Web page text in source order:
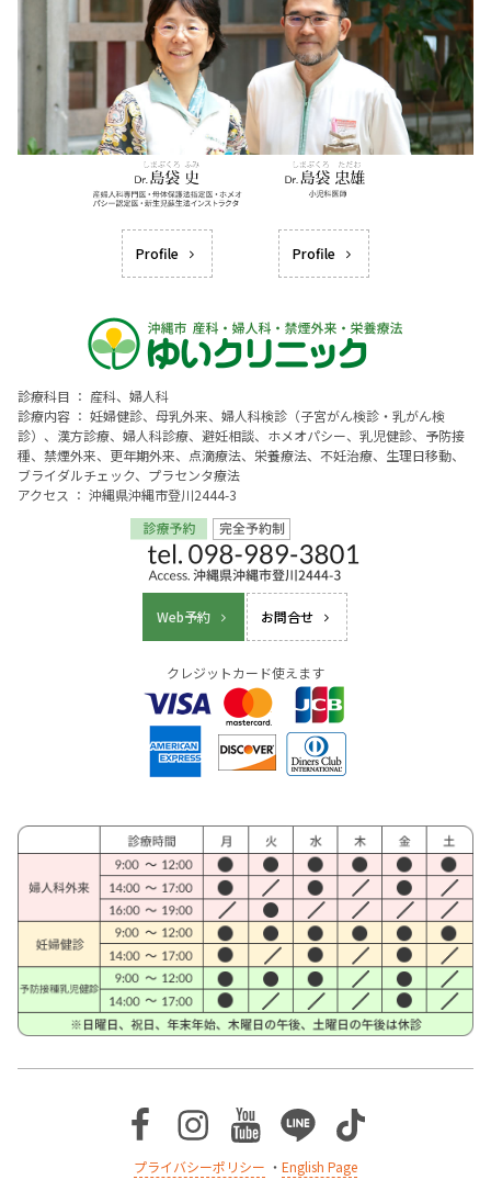
Profile Profile
診療科目 ： 産科、婦人科
診療内容 ： 妊婦健診、母乳外来、婦人科検診（子宮がん検診・乳がん検
診）、漢方診療、婦人科診療、避妊相談、ホメオパシー、乳児健診、予防接
種、禁煙外来、更年期外来、点滴療法、栄養療法、不妊治療、生理日移動、
ブライダルチェック、プラセンタ療法
アクセス ： 沖縄県沖縄市登川2444-3
Web予約 お問合せ
クレジットカード使えます
Facebook
Instagram
Youtube
LineTikTok
プライバシーポリシー ・ English Page